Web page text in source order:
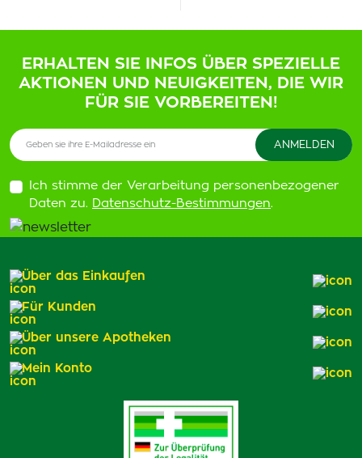
ERHALTEN SIE INFOS ÜBER SPEZIELLE
AKTIONEN UND NEUIGKEITEN, DIE WIR
FÜR SIE VORBEREITEN!
Ich stimme der Verarbeitung personenbezogener
Daten zu. Datenschutz-Bestimmungen.
Über das Einkaufen
Für Kunden
Über unsere Apotheken
Mein Konto